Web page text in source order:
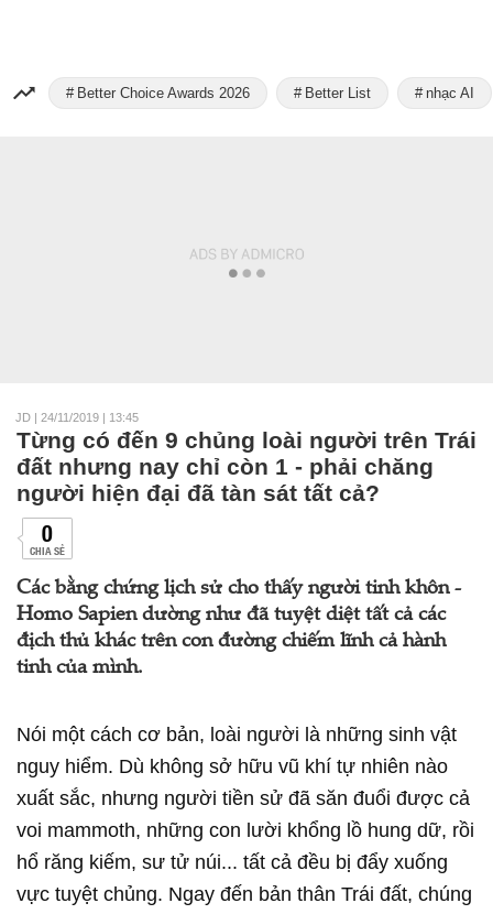
Better Choice Awards 2026 Better List nhạc AI
JD | 24/11/2019 | 13:45
Từng có đến 9 chủng loài người trên Trái
đất nhưng nay chỉ còn 1 - phải chăng
người hiện đại đã tàn sát tất cả?
0
CHIA SẺ
Các bằng chứng lịch sử cho thấy người tinh khôn -
Homo Sapien dường như đã tuyệt diệt tất cả các
địch thủ khác trên con đường chiếm lĩnh cả hành
tinh của mình.
Nói một cách cơ bản, loài người là những sinh vật
nguy hiểm. Dù không sở hữu vũ khí tự nhiên nào
xuất sắc, nhưng người tiền sử đã săn đuổi được cả
voi mammoth, những con lười khổng lồ hung dữ, rồi
hổ răng kiếm, sư tử núi... tất cả đều bị đẩy xuống
vực tuyệt chủng. Ngay đến bản thân Trái đất, chúng